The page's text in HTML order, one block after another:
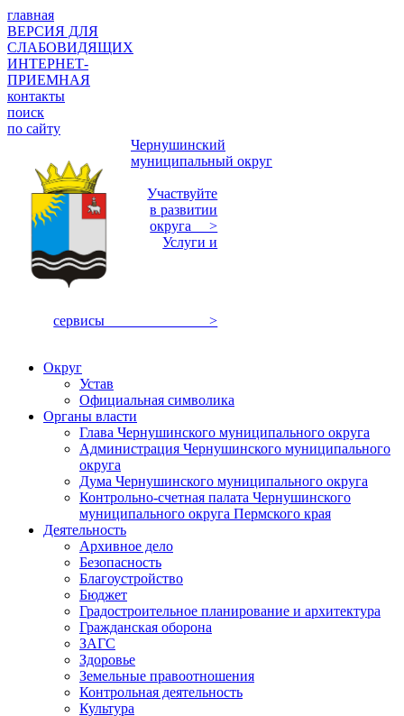
главная
ВЕРСИЯ ДЛЯ
СЛАБОВИДЯЩИХ
ИНТЕРНЕТ-
ПРИЕМНАЯ
контакты
поиск
по сайту
Чернушинский
муниципальный округ
Участвуйте
в развитии
округа >
Услуги и
сервисы >
Округ
Устав
Официальная символика
Органы власти
Глава Чернушинского муниципального округа
Администрация Чернушинского муниципального
округа
Дума Чернушинского муниципального округа
Контрольно-счетная палата Чернушинского
муниципального округа Пермского края
Деятельность
Архивное дело
Безопасность
Благоустройство
Бюджет
Градостроительное планирование и архитектура
Гражданская оборона
ЗАГС
Здоровье
Земельные правоотношения
Контрольная деятельность
Культура